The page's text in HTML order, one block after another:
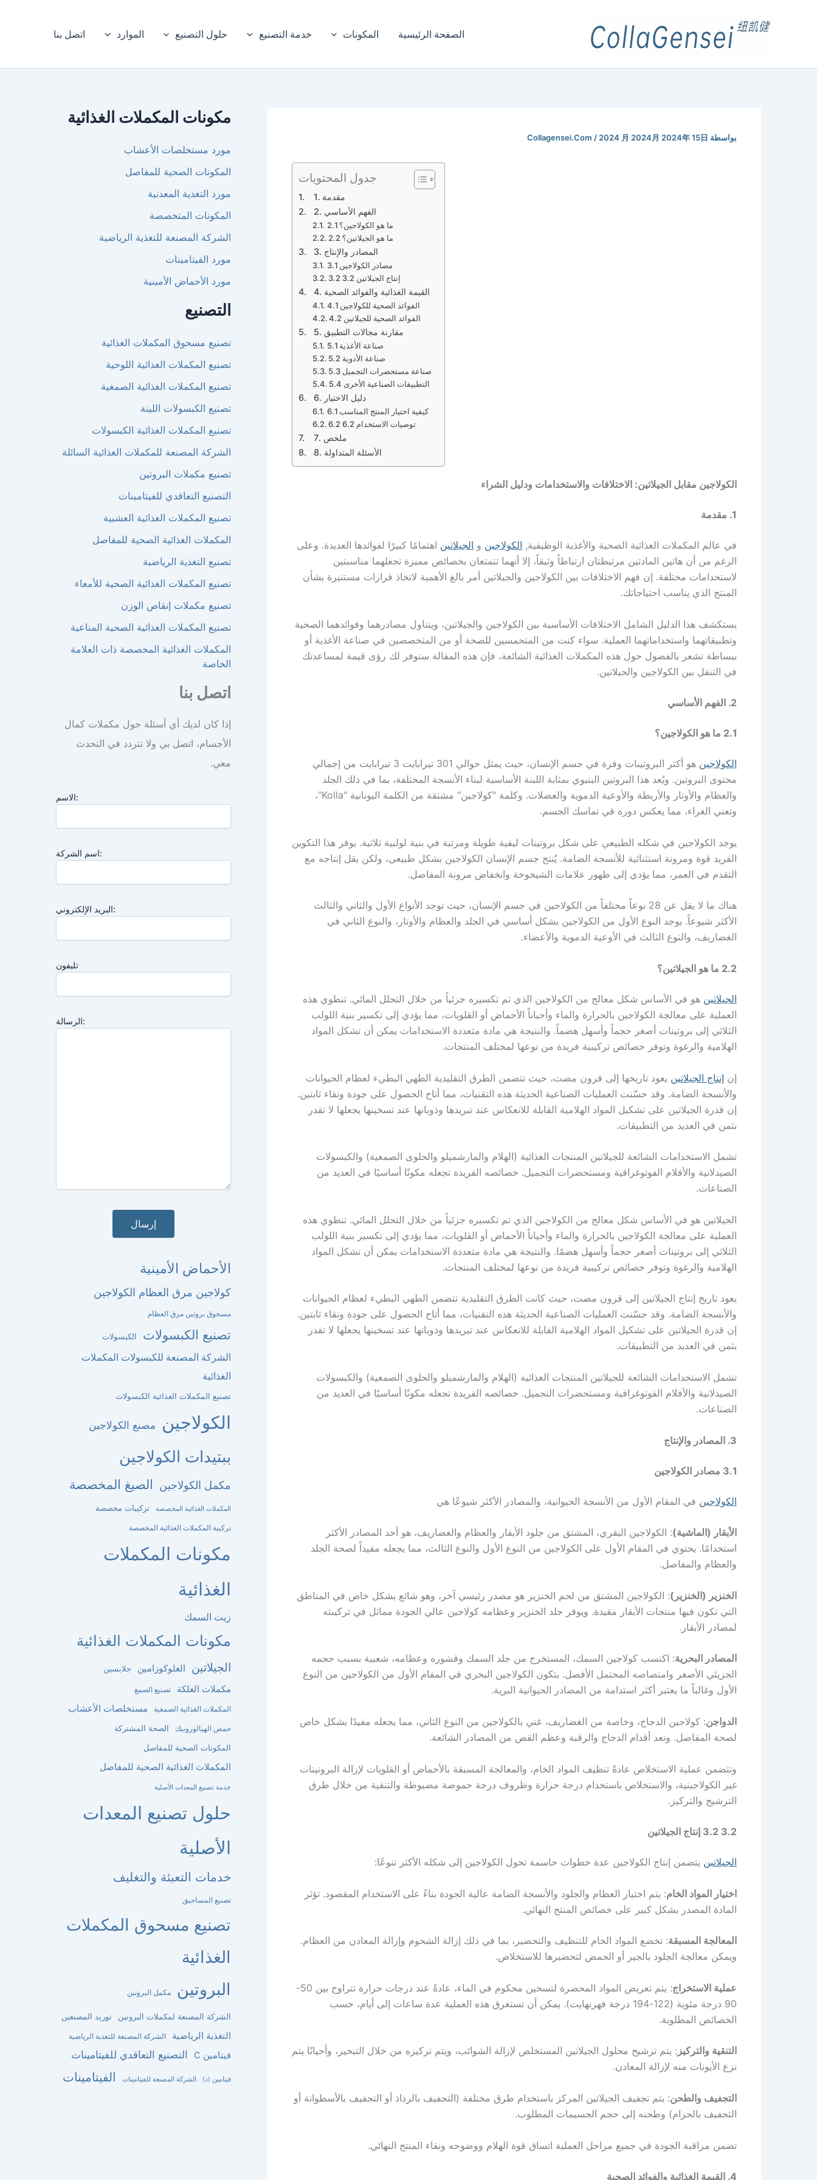
الصفحة الرئيسية المكونات خدمة التصنيع حلول التصنيع الموارد اتصل بنا
بواسطة Collagensei.com / 2024 月 2024月 2024年 15日
جدول المحتويات
1. مقدمة
2. الفهم الأساسي
2.1 ما هو الكولاجين؟
2.2 ما هو الجيلاتين؟
3. المصادر والإنتاج
3.1 مصادر الكولاجين
3.2 3.2 إنتاج الجيلاتين
4. القيمة الغذائية والفوائد الصحية
4.1 الفوائد الصحية للكولاجين
4.2 الفوائد الصحية للجيلاتين
5. مقارنة مجالات التطبيق
5.1 صناعة الأغذية
5.2 صناعة الأدوية
5.3 صناعة مستحضرات التجميل
5.4 التطبيقات الصناعية الأخرى
6. دليل الاختيار
6.1 كيفية اختيار المنتج المناسب
6.2 توصيات الاستخدام 6.2
7. ملخص
8. الأسئلة المتداولة
الكولاجين مقابل الجيلاتين: الاختلافات والاستخدامات ودليل الشراء
1. مقدمة
في عالم المكملات الغذائية الصحية والأغذية الوظيفية, الكولاجين و الجيلاتين اهتمامًا كبيرًا لفوائدها العديدة. وعلى
الرغم من أن هاتين المادتين مرتبطتان ارتباطاً وثيقاً، إلا أنهما تتمتعان بخصائص مميزة تجعلهما مناسبتين
لاستخدامات مختلفة. إن فهم الاختلافات بين الكولاجين والجيلاتين أمر بالغ الأهمية لاتخاذ قرارات مستنيرة بشأن
المنتج الذي يناسب احتياجاتك.
يستكشف هذا الدليل الشامل الاختلافات الأساسية بين الكولاجين والجيلاتين، ويتناول مصادرهما وفوائدهما الصحية
وتطبيقاتهما واستخداماتهما العملية. سواء كنت من المتحمسين للصحة أو من المتخصصين في صناعة الأغذية أو
ببساطة تشعر بالفضول حول هذه المكملات الغذائية الشائعة، فإن هذه المقالة ستوفر لك رؤى قيمة لمساعدتك
في التنقل بين الكولاجين والجيلاتين.
2. الفهم الأساسي
2.1 ما هو الكولاجين؟
الكولاجين
هو أكثر البروتينات وفرة في جسم الإنسان، حيث يمثل حوالي 301 تيرابايت 3 تيرابايت من إجمالي
محتوى البروتين. ويُعد هذا البروتين البنيوي بمثابة اللبنة الأساسية لبناء الأنسجة المختلفة، بما في ذلك الجلد
والعظام والأوتار والأربطة والأوعية الدموية والعضلات. وكلمة "كولاجين" مشتقة من الكلمة اليونانية "kolla"،
وتعني الغراء، مما يعكس دوره في تماسك الجسم.
يوجد الكولاجين في شكله الطبيعي على شكل بروتينات ليفية طويلة ومرتبة في بنية لولبية ثلاثية. يوفر هذا التكوين
الفريد قوة ومرونة استثنائية للأنسجة الضامة. يُنتج جسم الإنسان الكولاجين بشكل طبيعي، ولكن يقل إنتاجه مع
التقدم في العمر، مما يؤدي إلى ظهور علامات الشيخوخة وانخفاض مرونة المفاصل.
هناك ما لا يقل عن 28 نوعاً مختلفاً من الكولاجين في جسم الإنسان، حيث توجد الأنواع الأول والثاني والثالث
الأكثر شيوعاً. يوجد النوع الأول من الكولاجين بشكل أساسي في الجلد والعظام والأوتار، والنوع الثاني في
الغضاريف، والنوع الثالث في الأوعية الدموية والأعضاء.
2.2 ما هو الجيلاتين؟
الجيلاتين هو في الأساس شكل معالج من الكولاجين الذي تم تكسيره جزئياً من خلال التحلل المائي. تنطوي هذه
العملية على معالجة الكولاجين بالحرارة والماء وأحياناً الأحماض أو القلويات، مما يؤدي إلى تكسير بنية اللولب
الثلاثي إلى بروتينات أصغر حجماً وأسهل هضماً. والنتيجة هي مادة متعددة الاستخدامات يمكن أن تشكل المواد
الهلامية والرغوة وتوفر خصائص تركيبية فريدة من نوعها لمختلف المنتجات.
إن إنتاج الجيلاتين يعود تاريخها إلى قرون مضت، حيث تتضمن الطرق التقليدية الطهي البطيء لعظام الحيوانات
والأنسجة الضامة. وقد حسّنت العمليات الصناعية الحديثة هذه التقنيات، مما أتاح الحصول على جودة ونقاء ثابتين.
إن قدرة الجيلاتين على تشكيل المواد الهلامية القابلة للانعكاس عند تبريدها وذوبانها عند تسخينها يجعلها لا تقدر
بثمن في العديد من التطبيقات.
تشمل الاستخدامات الشائعة للجيلاتين المنتجات الغذائية (الهلام والمارشميلو والحلوى الصمغية) والكبسولات
الصيدلانية والأفلام الفوتوغرافية ومستحضرات التجميل. خصائصه الفريدة تجعله مكونًا أساسيًا في العديد من
الصناعات.
الجيلاتين هو في الأساس شكل معالج من الكولاجين الذي تم تكسيره جزئياً من خلال التحلل المائي. تنطوي هذه
العملية على معالجة الكولاجين بالحرارة والماء وأحياناً الأحماض أو القلويات، مما يؤدي إلى تكسير بنية اللولب
الثلاثي إلى بروتينات أصغر حجماً وأسهل هضمًا. والنتيجة هي مادة متعددة الاستخدامات يمكن أن تشكل المواد
الهلامية والرغوة وتوفر خصائص تركيبية فريدة من نوعها لمختلف المنتجات.
يعود تاريخ إنتاج الجيلاتين إلى قرون مضت، حيث كانت الطرق التقليدية تتضمن الطهي البطيء لعظام الحيوانات
والأنسجة الضامة. وقد حسّنت العمليات الصناعية الحديثة هذه التقنيات، مما أتاح الحصول على جودة ونقاء ثابتين.
إن قدرة الجيلاتين على تشكيل المواد الهلامية القابلة للانعكاس عند تبريدها وذوبانها عند تسخينها يجعلها لا تقدر
بثمن في العديد من التطبيقات.
تشمل الاستخدامات الشائعة للجيلاتين المنتجات الغذائية (الهلام والمارشميلو والحلوى الصمغية) والكبسولات
الصيدلانية والأفلام الفوتوغرافية ومستحضرات التجميل. خصائصه الفريدة تجعله مكونًا أساسيًا في العديد من
الصناعات.
3. المصادر والإنتاج
3.1 مصادر الكولاجين
الكولاجين في المقام الأول من الأنسجة الحيوانية، والمصادر الأكثر شيوعًا هي
الأبقار (الماشية): الكولاجين البقري، المشتق من جلود الأبقار والعظام والغضاريف، هو أحد المصادر الأكثر
استخدامًا. يحتوي في المقام الأول على الكولاجين من النوع الأول والنوع الثالث، مما يجعله مفيداً لصحة الجلد
والعظام والمفاصل.
الخنزير (الخنزير): الكولاجين المشتق من لحم الخنزير هو مصدر رئيسي آخر، وهو شائع بشكل خاص في المناطق
التي تكون فيها منتجات الأبقار مقيدة. ويوفر جلد الخنزير وعظامه كولاجين عالي الجودة مماثل في تركيبته
لمصادر الأبقار.
المصادر البحرية: اكتسب كولاجين السمك، المستخرج من جلد السمك وقشوره وعظامه، شعبية بسبب حجمه
الجزيئي الأصغر وامتصاصه المحتمل الأفضل. يتكون الكولاجين البحري في المقام الأول من الكولاجين من النوع
الأول وغالباً ما يعتبر أكثر استدامة من المصادر الحيوانية البرية.
الدواجن: كولاجين الدجاج، وخاصة من الغضاريف، غني بالكولاجين من النوع الثاني، مما يجعله مفيدًا بشكل خاص
لصحة المفاصل. وتعد أقدام الدجاج والرقبة وعظم القص من المصادر الشائعة.
وتتضمن عملية الاستخلاص عادةً تنظيف المواد الخام، والمعالجة المسبقة بالأحماض أو القلويات لإزالة البروتينات
غير الكولاجينية، والاستخلاص باستخدام درجة حرارة وظروف درجة حموضة مضبوطة والتنقية من خلال طرق
الترشيح والتركيز.
3.2 3.2 إنتاج الجيلاتين
الجيلاتين يتضمن إنتاج الكولاجين عدة خطوات حاسمة تحول الكولاجين إلى شكله الأكثر تنوعًا:
اختيار المواد الخام: يتم اختيار العظام والجلود والأنسجة الضامة عالية الجودة بناءً على الاستخدام المقصود. تؤثر
المادة المصدر بشكل كبير على خصائص المنتج النهائي.
المعالجة المسبقة: تخضع المواد الخام للتنظيف والتحضير، بما في ذلك إزالة الشحوم وإزالة المعادن من العظام.
ويمكن معالجة الجلود بالجير أو الحمض لتحضيرها للاستخلاص.
عملية الاستخراج
: يتم تعريض المواد المحضرة لتسخين محكوم في الماء، عادةً عند درجات حرارة تتراوح بين 50-
90 درجة مئوية (122-194 درجة فهرنهايت). يمكن أن تستغرق هذه العملية عدة ساعات إلى أيام، حسب
الخصائص المطلوبة.
التنقية والتركيز : يتم ترشيح محلول الجيلاتين المستخلص لإزالة الشوائب، ويتم تركيزه من خلال التبخير، وأحيانًا يتم
نزع الأيونات منه لإزالة المعادن.
التجفيف والطحن: يتم تجفيف الجيلاتين المركز باستخدام طرق مختلفة (التجفيف بالرذاذ أو التجفيف بالأسطوانة أو
التجفيف بالحزام) وطحنه إلى حجم الجسيمات المطلوب.
تضمن مراقبة الجودة في جميع مراحل العملية اتساق قوة الهلام ووضوحه ونقاء المنتج النهائي.
4. القيمة الغذائية والفوائد الصحية
مكونات المكملات الغذائية
مورد مستخلصات الأعشاب
المكونات الصحية للمفاصل
مورد التغذية المعدنية
المكونات المتخصصة
الشركة المصنعة للتغذية الرياضية
مورد الفيتامينات
مورد الأحماض الأمينية
التصنيع
تصنيع مسحوق المكملات الغذائية
تصنيع المكملات الغذائية اللوحية
تصنيع المكملات الغذائية الصمغية
تصنيع الكبسولات اللينة
تصنيع المكملات الغذائية الكبسولات
الشركة المصنعة للمكملات الغذائية السائلة
تصنيع مكملات البروتين
التصنيع التعاقدي للفيتامينات
تصنيع المكملات الغذائية العشبية
المكملات الغذائية الصحية للمفاصل
تصنيع التغذية الرياضية
تصنيع المكملات الغذائية الصحية للأمعاء
تصنيع مكملات إنقاص الوزن
تصنيع المكملات الغذائية الصحية المناعية
المكملات الغذائية المخصصة ذات العلامة
الخاصة
اتصل بنا
إذا كان لديك أي أسئلة حول مكملات كمال
الأجسام، اتصل بي ولا تتردد في التحدث
معي.
الاسم:
اسم الشركة:
البريد الإلكتروني:
تليفون
الرسالة:
الأحماض الأمينية
كولاجين مرق العظام الكولاجين
مسحوق بروتين مرق العظام
تصنيع الكبسولات الكبسولات
الشركة المصنعة للكبسولات المكملات
الغذائية
تصنيع المكملات الغذائية الكبسولات
الكولاجين مصنع الكولاجين
ببتيدات الكولاجين
مكمل الكولاجين الصيغ المخصصة
المكملات الغذائية المخصصة تركيبات مخصصة
تركيبة المكملات الغذائية المخصصة
مكونات المكملات
الغذائية
زيت السمك
مكونات المكملات الغذائية
الجيلاتين الغلوكوزامين جلايسين
مكملات العلكة تصنيع الصمغ
المكملات الغذائية الصمغية مستخلصات الأعشاب
حمض الهيالورونيك
الصحة المشتركة
المكونات الصحية للمفاصل
المكملات الغذائية الصحية للمفاصل
خدمة تصنيع المعدات الأصلية
حلول تصنيع المعدات
الأصلية
خدمات التعبئة والتغليف
تصنيع المساحيق
تصنيع مسحوق المكملات
الغذائية
البروتين مكمل البروتين
الشركة المصنعة لمكملات البروتين توريد المصنعين
التغذية الرياضية الشركة المصنعة للتغذية الرياضية
فيتامين C التصنيع التعاقدي للفيتامينات
فيتامين (د) الشركة المصنعة للفيتامينات الفيتامينات